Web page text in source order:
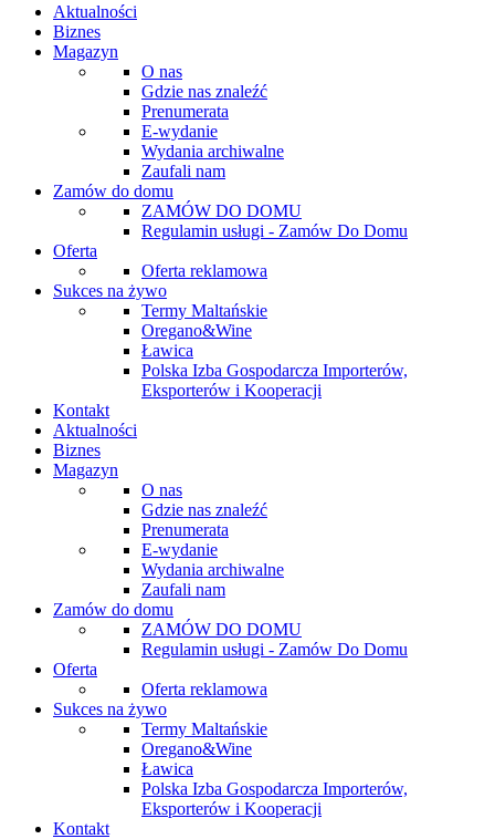
Aktualności
Biznes
Magazyn
O nas
Gdzie nas znaleźć
Prenumerata
E-wydanie
Wydania archiwalne
Zaufali nam
Zamów do domu
ZAMÓW DO DOMU
Regulamin usługi - Zamów Do Domu
Oferta
Oferta reklamowa
Sukces na żywo
Termy Maltańskie
Oregano&Wine
Ławica
Polska Izba Gospodarcza Importerów,
Eksporterów i Kooperacji
Kontakt
Aktualności
Biznes
Magazyn
O nas
Gdzie nas znaleźć
Prenumerata
E-wydanie
Wydania archiwalne
Zaufali nam
Zamów do domu
ZAMÓW DO DOMU
Regulamin usługi - Zamów Do Domu
Oferta
Oferta reklamowa
Sukces na żywo
Termy Maltańskie
Oregano&Wine
Ławica
Polska Izba Gospodarcza Importerów,
Eksporterów i Kooperacji
Kontakt